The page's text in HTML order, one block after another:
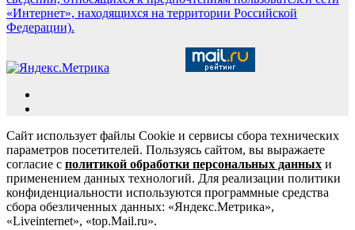
«Интернет», находящихся на территории Российской
Федерации).
Сайт использует файлы Cookie и сервисы сбора технических
параметров посетителей. Пользуясь сайтом, вы выражаете
согласие с политикой обработки персональных данных и
применением данных технологий. Для реализации политики
конфиденциальности используются программные средства
сбора обезличенных данных: «Яндекс.Метрика»,
«Liveinternet», «top.Mail.ru».